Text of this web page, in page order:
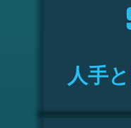
人手